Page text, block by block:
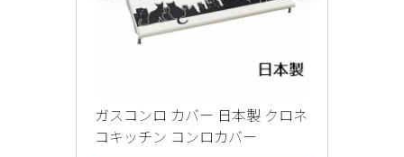
ガスコンロ カバー 日本製 クロネ
コキッチン コンロカバー